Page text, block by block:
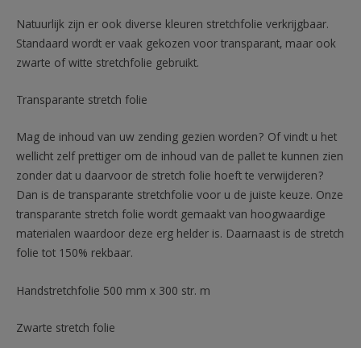
Natuurlijk zijn er ook diverse kleuren stretchfolie verkrijgbaar.
Standaard wordt er vaak gekozen voor transparant, maar ook
zwarte of witte stretchfolie gebruikt.
Transparante stretch folie
Mag de inhoud van uw zending gezien worden? Of vindt u het
wellicht zelf prettiger om de inhoud van de pallet te kunnen zien
zonder dat u daarvoor de stretch folie hoeft te verwijderen?
Dan is de transparante stretchfolie voor u de juiste keuze. Onze
transparante stretch folie wordt gemaakt van hoogwaardige
materialen waardoor deze erg helder is. Daarnaast is de stretch
folie tot 150% rekbaar.
Handstretchfolie 500 mm x 300 str. m
Zwarte stretch folie